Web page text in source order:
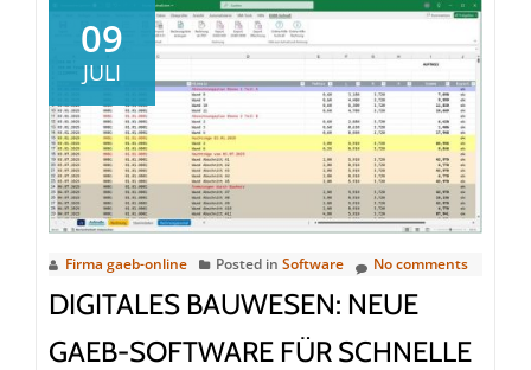
Online
2025
TS
GAEB-
Bearbeitung
auf
Windows
Terminalserver
09
JULI
Firma gaeb-online Posted in Software No comments
DIGITALES BAUWESEN: NEUE
GAEB-SOFTWARE FÜR SCHNELLE